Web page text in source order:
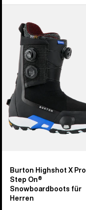
Highshot
Step On®
Snowboardboots
Herren
Burton Highshot X Pro
Step On®
Snowboardboots für
Herren